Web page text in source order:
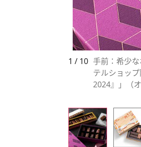
1 / 10 手前：希少
テルショッ
2024』」（